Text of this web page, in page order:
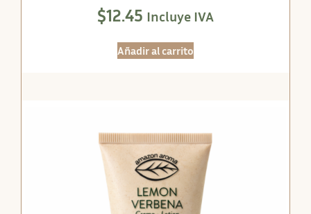
$12.45 Incluye IVA
Añadir al carrito